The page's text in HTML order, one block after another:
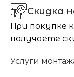
Скидка
При покупке
получаете
Услуги